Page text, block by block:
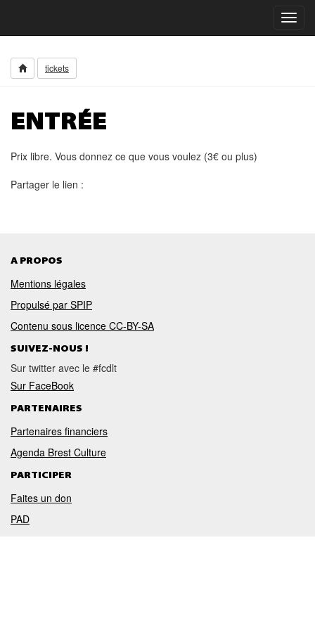
tickets
ENTRÉE
Prix libre. Vous donnez ce que vous voulez (3€ ou plus)
Partager le lien :
A PROPOS
Mentions légales
Propulsé par SPIP
Contenu sous licence CC-BY-SA
SUIVEZ-NOUS !
Sur twitter avec le #fcdlt
Sur FaceBook
PARTENAIRES
Partenaires financiers
Agenda Brest Culture
PARTICIPER
Faites un don
PAD